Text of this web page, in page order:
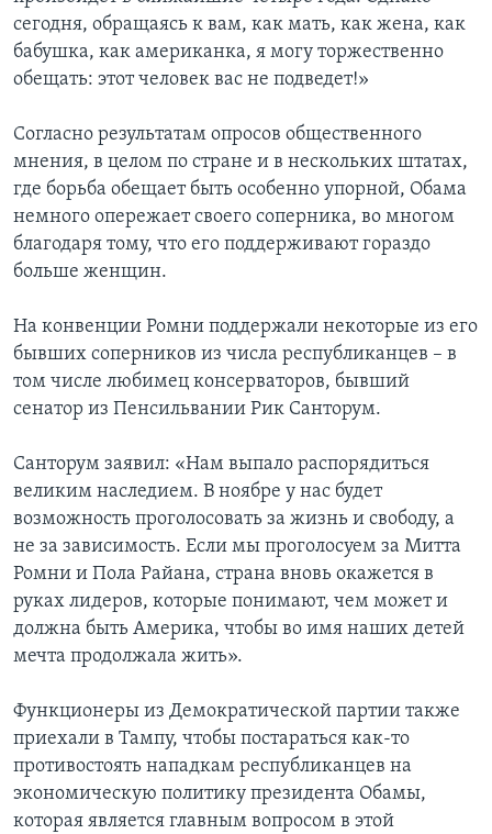
сегодня, обращаясь к вам, как мать, как жена, как
бабушка, как американка, я могу торжественно
обещать: этот человек вас не подведет!»
Согласно результатам опросов общественного
мнения, в целом по стране и в нескольких штатах,
где борьба обещает быть особенно упорной, Обама
немного опережает своего соперника, во многом
благодаря тому, что его поддерживают гораздо
больше женщин.
На конвенции Ромни поддержали некоторые из его
бывших соперников из числа республиканцев – в
том числе любимец консерваторов, бывший
сенатор из Пенсильвании Рик Санторум.
Санторум заявил: «Нам выпало распорядиться
великим наследием. В ноябре у нас будет
возможность проголосовать за жизнь и свободу, а
не за зависимость. Если мы проголосуем за Митта
Ромни и Пола Райана, страна вновь окажется в
руках лидеров, которые понимают, чем может и
должна быть Америка, чтобы во имя наших детей
мечта продолжала жить».
Функционеры из Демократической партии также
приехали в Тампу, чтобы постараться как-то
противостоять нападкам республиканцев на
экономическую политику президента Обамы,
которая является главным вопросом в этой